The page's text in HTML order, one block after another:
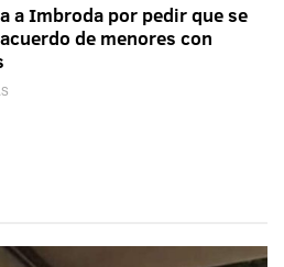
a Imbroda por pedir que se
de menores con